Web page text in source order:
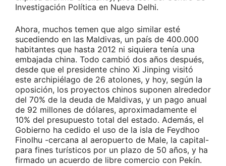
Investigación Política en Nueva Delhi.
Ahora, muchos temen que algo similar esté
sucediendo en las Maldivas, un país de 400.000
habitantes que hasta 2012 ni siquiera tenía una
embajada china. Todo cambió dos años después,
desde que el presidente chino Xi Jinping visitó
este archipiélago de 26 atolones, y hoy, según la
oposición, los proyectos chinos suponen alrededor
del 70% de la deuda de Maldivas, y un pago anual
de 92 millones de dólares, aproximadamente el
10% del presupuesto total del estado. Además, el
Gobierno ha cedido el uso de la isla de Feydhoo
Finolhu -cercana al aeropuerto de Male, la capital-
para fines turísticos por un plazo de 50 años, y ha
firmado un acuerdo de libre comercio con Pekín.